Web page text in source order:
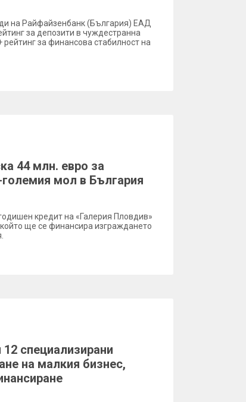
на Райфайзенбанк (България) ЕАД
за депозити в чуждестранна
за финансова стабилност на
44 млн. евро за
мол в България
кредит на «Галерия Пловдив»
ще се финансира изграждането
специализирани
на малкия бизнес,